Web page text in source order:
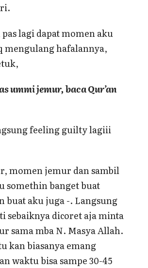
lagi dapat momen aku
mengulang hafalannya,
ummi jemur, baca Qur’an
feeling guilty lagiii
momen jemur dan sambil
somethin banget buat
buat aku juga -. Langsung
sebaiknya dicoret aja minta
sama mba N. Masya Allah.
kan biasanya emang
waktu bisa sampe 30-45